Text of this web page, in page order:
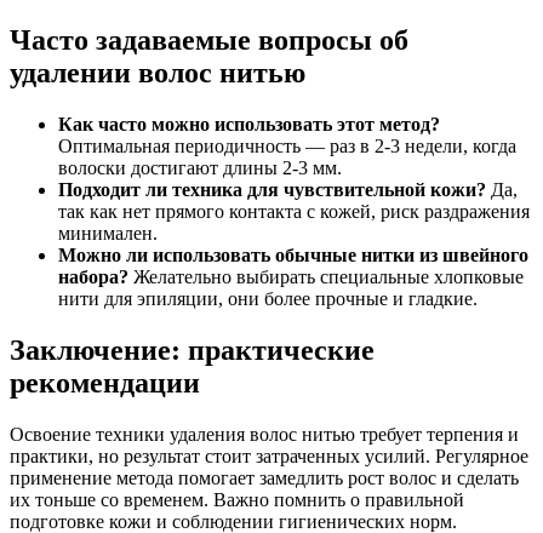
Часто задаваемые вопросы об
удалении волос нитью
Как часто можно использовать этот метод?
Оптимальная периодичность — раз в 2-3 недели, когда
волоски достигают длины 2-3 мм.
Подходит ли техника для чувствительной кожи? Да,
так как нет прямого контакта с кожей, риск раздражения
минимален.
Можно ли использовать обычные нитки из швейного
набора? Желательно выбирать специальные хлопковые
нити для эпиляции, они более прочные и гладкие.
Заключение: практические
рекомендации
Освоение техники удаления волос нитью требует терпения и
практики, но результат стоит затраченных усилий. Регулярное
применение метода помогает замедлить рост волос и сделать
их тоньше со временем. Важно помнить о правильной
подготовке кожи и соблюдении гигиенических норм.